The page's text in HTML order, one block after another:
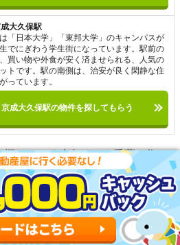
大久保駅
「日本大学」「東邦大学」のキャンパスが
でにぎわう学生街になっています。駅前の
買い物や外食が安く済ませられる、人気の
トです。駅の南側は、治安が良く閑静な住
っています。
京成大久保駅の物件を探してもらう
している人向けに、千葉で住み
上記の街は、治安や交通アクセ
さなどに優れたおすすめの街で